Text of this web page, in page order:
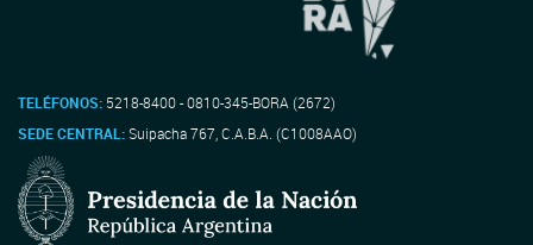
TELÉFONOS: 5218-8400 - 0810-345-BORA (2672)
SEDE CENTRAL:Suipacha 767, C.A.B.A. (C1008AAO)